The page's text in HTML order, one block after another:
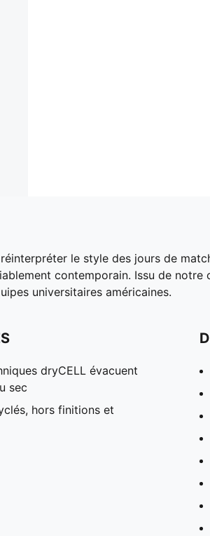
le style des jours de
contemporain. Issu de notre
universitaires américaines.
dryCELL évacuent
sec
hors finitions et